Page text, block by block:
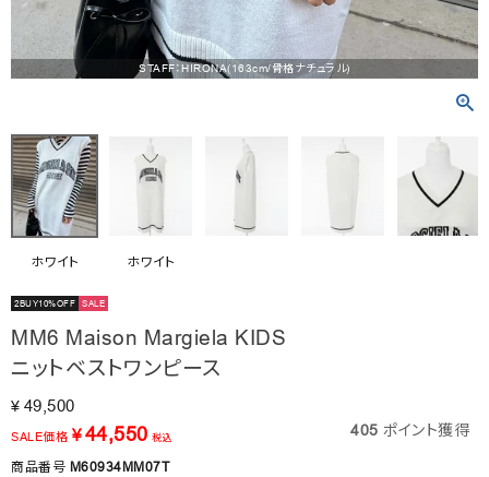
JOURNAL
INFORMATION
はじめてご利用の方へ
お問い合わせ
STAFF：HIRONA(163cm/骨格ナチュラル)
ホワイト ホワイト
2BUY10%OFF SALE
MM6 Maison Margiela KIDS
ニットベストワンピース
¥ 49,500
SALE価格 ¥ 44,550 税込 405 ポイント獲得
商品番号 M60934MM07T